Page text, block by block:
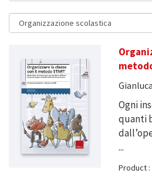
Ogni
quanti
...
Product :